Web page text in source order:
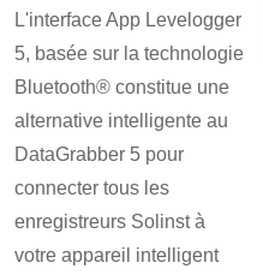
L'interface App Levelogger
5, basée sur la technologie
Bluetooth® constitue une
alternative intelligente au
DataGrabber 5 pour
connecter tous les
enregistreurs Solinst à
votre appareil intelligent